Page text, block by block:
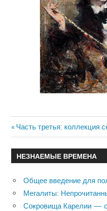
Навигация
по
записям
Previous
Post:
Часть третья: коллекция
НЕЗНАЕМЫЕ ВРЕМЕНА
Общее введение для
Мегалиты:
Сокровища Карелии —